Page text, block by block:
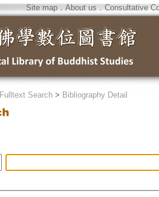
Site map．About us ． Consultative
Fulltext Search > Bibliography Detail